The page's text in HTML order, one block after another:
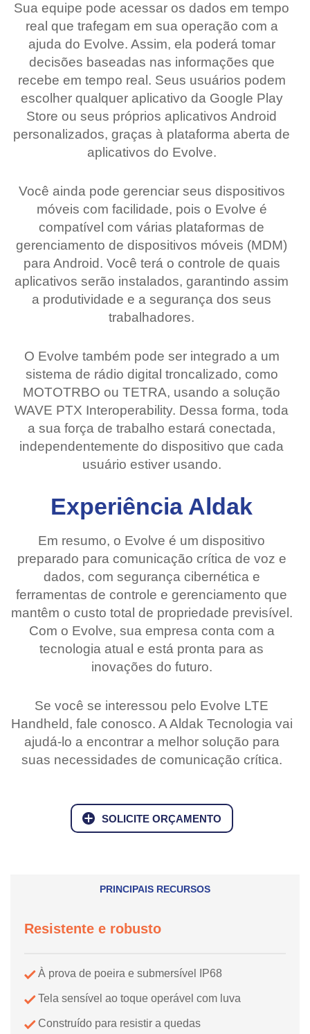
Sua equipe pode acessar os dados em tempo
real que trafegam em sua operação com a
ajuda do Evolve. Assim, ela poderá tomar
decisões baseadas nas informações que
recebe em tempo real. Seus usuários podem
escolher qualquer aplicativo da Google Play
Store ou seus próprios aplicativos Android
personalizados, graças à plataforma aberta de
aplicativos do Evolve.
Você ainda pode gerenciar seus dispositivos
móveis com facilidade, pois o Evolve é
compatível com várias plataformas de
gerenciamento de dispositivos móveis (MDM)
para Android. Você terá o controle de quais
aplicativos serão instalados, garantindo assim
a produtividade e a segurança dos seus
trabalhadores.
O Evolve também pode ser integrado a um
sistema de rádio digital troncalizado, como
MOTOTRBO ou TETRA, usando a solução
WAVE PTX Interoperability. Dessa forma, toda
a sua força de trabalho estará conectada,
independentemente do dispositivo que cada
usuário estiver usando.
Experiência Aldak
Em resumo, o Evolve é um dispositivo
preparado para comunicação crítica de voz e
dados, com segurança cibernética e
ferramentas de controle e gerenciamento que
mantêm o custo total de propriedade previsível.
Com o Evolve, sua empresa conta com a
tecnologia atual e está pronta para as
inovações do futuro.
Se você se interessou pelo Evolve LTE
Handheld, fale conosco. A Aldak Tecnologia vai
ajudá-lo a encontrar a melhor solução para
suas necessidades de comunicação crítica.
SOLICITE ORÇAMENTO
PRINCIPAIS RECURSOS
Resistente e robusto
À prova de poeira e submersível IP68
Tela sensível ao toque operável com luva
Construído para resistir a quedas